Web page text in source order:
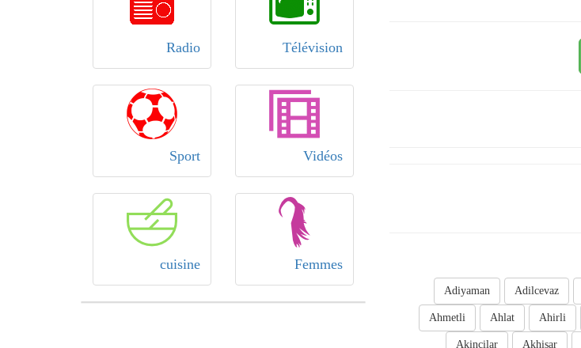
Adilcevaz
Adiyaman
Ahirli
Ahlat
Ahmetli
Akhisar
Akincilar
Télévision
Radio
Vidéos
Sport
Femmes
cuisine